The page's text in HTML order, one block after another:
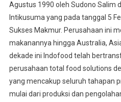
Agustus 1990 oleh Sudono Salim
Intikusuma yang pada tanggal 5
Sukses Makmur. Perusahaan ini
makanannya hingga Australia,
dekade ini Indofood telah
perusahaan total food solutions
yang mencakup seluruh tahapan
mulai dari produksi dan